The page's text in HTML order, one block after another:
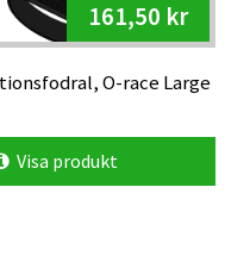
161,50 kr
O-race Large
Visa produkt